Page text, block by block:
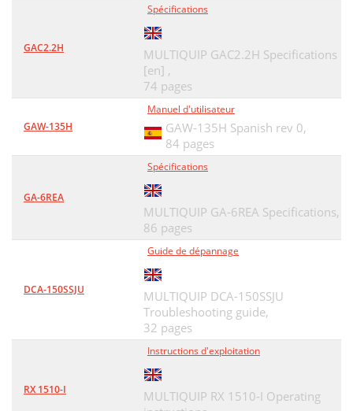
GAC2.2H
Spécifications
MULTIQUIP GAC2.2H Specifications
[en] ,
74 pages
GAW-135H
Manuel d'utilisateur
GAW-135H Spanish rev 0,
84 pages
GA-6REA
Spécifications
MULTIQUIP GA-6REA Specifications,
86 pages
DCA-150SSJU
Guide de dépannage
MULTIQUIP DCA-150SSJU
Troubleshooting guide,
32 pages
RX 1510-I
Instructions d'exploitation
MULTIQUIP RX 1510-I Operating